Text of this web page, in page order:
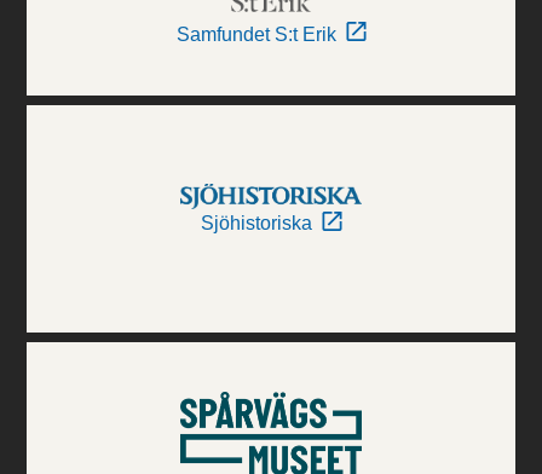
Samfundet S:t Erik
Sjöhistoriska